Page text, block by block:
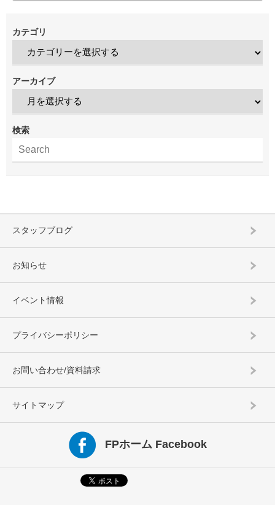
カテゴリ
アーカイブ
検索
スタッフブログ
お知らせ
イベント情報
プライバシーポリシー
お問い合わせ/資料請求
サイトマップ
FPホーム Facebook